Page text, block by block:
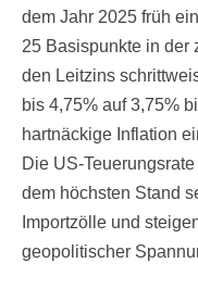
dem Jahr 2025 früh
25 Basispunkte in der
den Leitzins
bis 4,75% auf 3,75%
hartnäckige Inflation
Die US-
dem höchsten Stand
Importzölle und
geopolitischer